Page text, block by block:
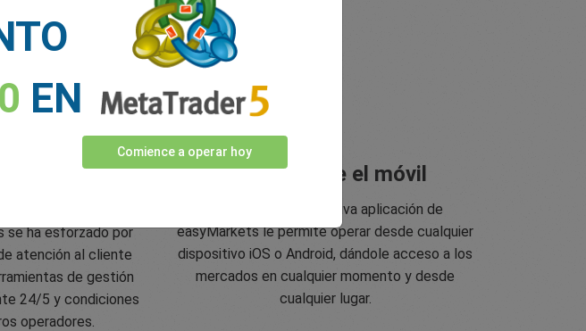
estrellas en
se ha esforzado por
atención al cliente
de gestión
24/5 y condiciones
operadores.
Opere desde el móvil
La innovadora e intuitiva aplicación de
easyMarkets le permite operar desde cualquier
dispositivo iOS o Android, dándole acceso a los
mercados en cualquier momento y desde
cualquier lugar.
EN
Comience a operar hoy